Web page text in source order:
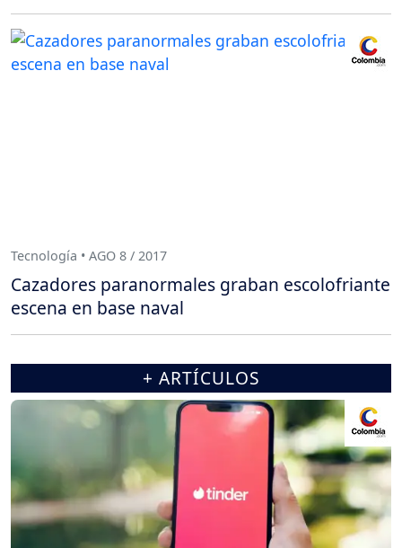
Tecnología • AGO 8 / 2017
Cazadores paranormales graban escolofriante
escena en base naval
+ ARTÍCULOS